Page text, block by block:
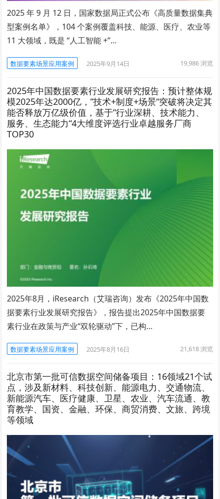
2025 年 9 月 12 日，国家数据局正式公布《高质量数据集典
型案例名单》，104 个案例覆盖科技、能源、医疗、农业等
11 大领域，既是 “人工智能 +”…
数据要素场景应用案例 2025年9月14日 19,986浏览
2025年中国数据要素行业发展研究报告：预计整体规
模2025年达2000亿，”技术+制度+场景“突破将决定其
能否释放万亿级价值，基于”行业深耕、技术能力、
服务、生态能力“4大维度评选行业卓越服务厂商
TOP30
2025年8月，iResearch（艾瑞咨询）发布《2025年中国数
据要素行业发展研究报告》，报告提出2025年中国数据要
素行业在政策与产业“双轮驱动”下，已构…
数据要素场景应用案例 2025年8月16日 21,618浏览
北京市第一批可信数据空间储备项目：16领域21个试
点，涉及新材料、科技创新、能源电力、交通物流、
新能源汽车、医疗健康、卫星、农业、汽车流通、教
育教学、国资、金融、环保、商贸消费、文旅、跨境
等领域